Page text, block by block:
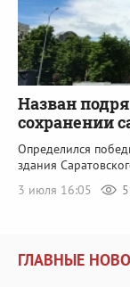
Назван
сохранении
Определился
здания
3 июля 16:05
ГЛАВНЫЕ